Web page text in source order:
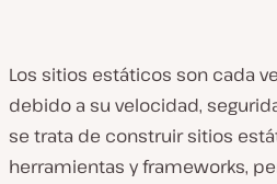
Los sitios estáticos son cada
debido a su velocidad,
se trata de construir sitios
herramientas y frameworks,